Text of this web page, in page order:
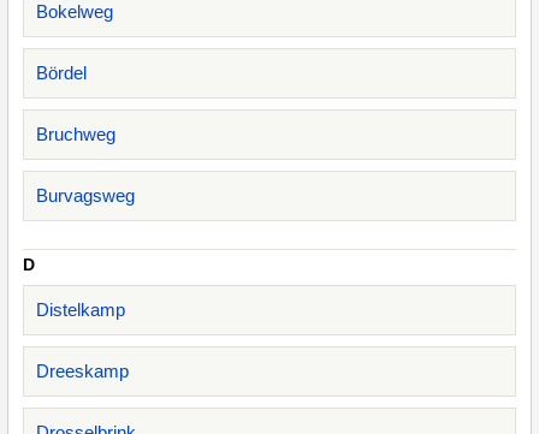
Bokelweg
Bördel
Bruchweg
Burvagsweg
D
Distelkamp
Dreeskamp